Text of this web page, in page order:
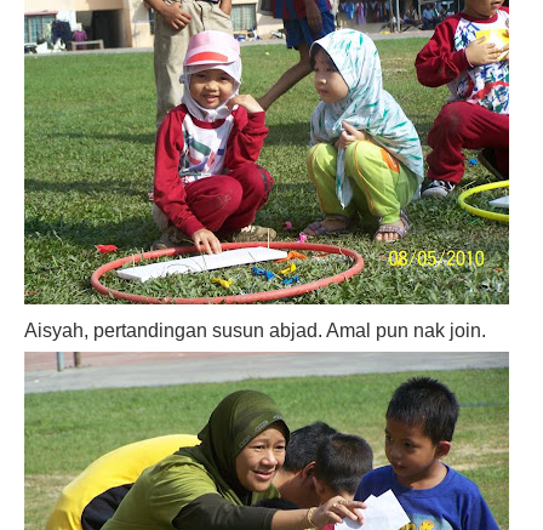
Aisyah, pertandingan susun abjad. Amal pun nak join.